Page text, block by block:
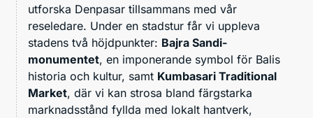
utforska Denpasar tillsammans med vår
reseledare. Under en stadstur får vi uppleva
stadens två höjdpunkter: Bajra Sandi-
monumentet, en imponerande symbol för Balis
historia och kultur, samt Kumbasari Traditional
Market, där vi kan strosa bland färgstarka
marknadsstånd fyllda med lokalt hantverk,